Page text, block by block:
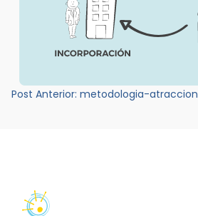
Navegación
Post Anterior: metodologia-atraccion